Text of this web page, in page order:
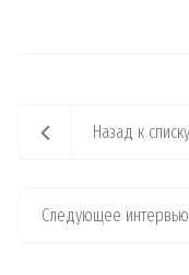
Назад к
Следующее интервью